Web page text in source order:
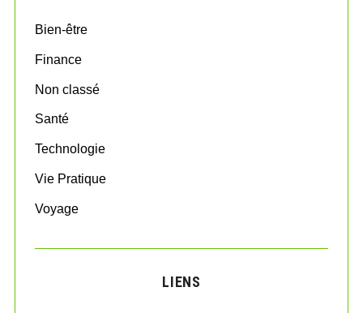
o
:
Bien-être
Finance
Non classé
Santé
Technologie
Vie Pratique
Voyage
LIENS